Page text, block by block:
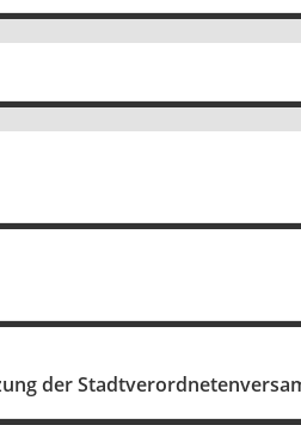
der